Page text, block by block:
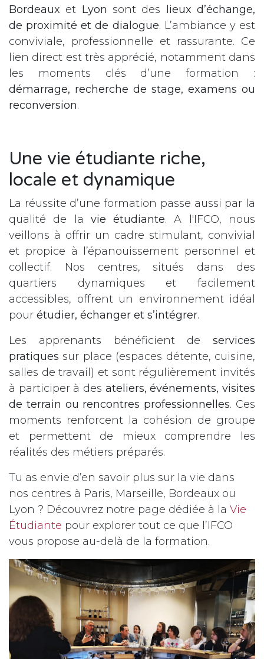
Bordeaux et Lyon sont des lieux d’échange,
de proximité et de dialogue. L’ambiance y est
conviviale, professionnelle et rassurante. Ce
lien direct est très apprécié, notamment dans
les moments clés d’une formation :
démarrage, recherche de stage, examens ou
reconversion.
Une vie étudiante riche,
locale et dynamique
La réussite d’une formation passe aussi par la
qualité de la vie étudiante. A l'IFCO, nous
veillons à offrir un cadre stimulant, convivial
et propice à l’épanouissement personnel et
collectif. Nos centres, situés dans des
quartiers dynamiques et facilement
accessibles, offrent un environnement idéal
pour étudier, échanger et s’intégrer.
Les apprenants bénéficient de services
pratiques sur place (espaces détente, cuisine,
salles de travail) et sont régulièrement invités
à participer à des ateliers, événements, visites
de terrain ou rencontres professionnelles. Ces
moments renforcent la cohésion de groupe
et permettent de mieux comprendre les
réalités des métiers préparés.
Tu as envie d’en savoir plus sur la vie dans
nos centres à Paris, Marseille, Bordeaux ou
Lyon ? Découvrez notre page dédiée à la Vie
Étudiante pour explorer tout ce que l’IFCO
vous propose au-delà de la formation.